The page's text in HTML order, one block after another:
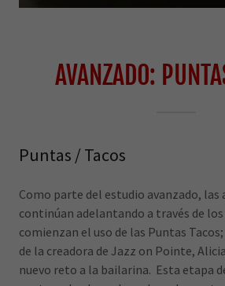
AVANZADO:
Puntas / Tacos
Como parte del estudio avanzado, las
continúan adelantando a través de
comienzan el uso de las Puntas
de la creadora de Jazz on Pointe,
nuevo reto a la bailarina. Esta etapa